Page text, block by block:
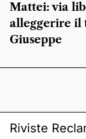
Mattei: via
alleggerire il
Giuseppe
Riviste